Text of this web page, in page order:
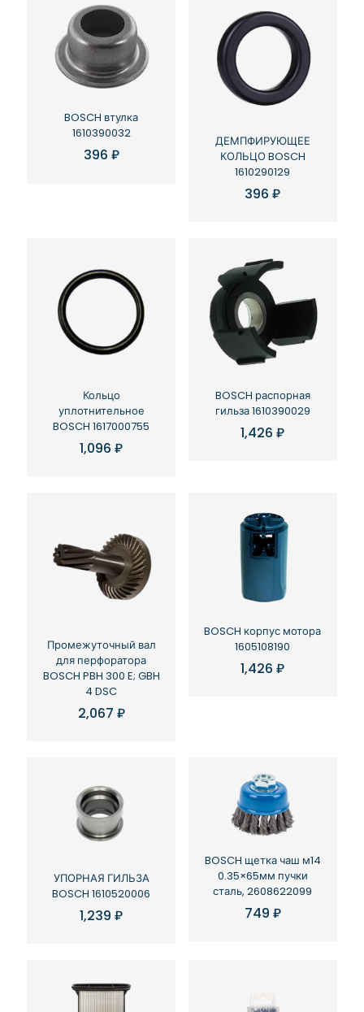
BOSCH втулка
1610390032
396 ₽
ДЕМПФИРУЮЩЕЕ
КОЛЬЦО BOSCH
1610290129
396₽
Кольцо
уплотнительное
BOSCH 1617000755
1,096₽
BOSCH распорная
гильза 1610390029
1,426₽
Промежуточный вал
для перфоратора
BOSCH PBH 300 E; GBH
4 DSC
2,067 ₽
BOSCH корпус мотора
1605108190
1,426₽
УПОРНАЯ ГИЛЬЗА
BOSCH 1610520006
1,239₽
BOSCH щетка чаш м14
0.35×65мм пучки
сталь, 2608622099
749 ₽